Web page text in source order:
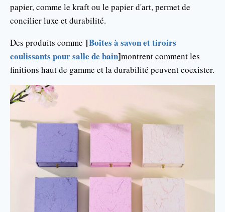
papier, comme le kraft ou le papier d'art, permet de
concilier luxe et durabilité.
Des produits comme [Boîtes à savon et tiroirs
coulissants pour salle de bain]montrent comment les
finitions haut de gamme et la durabilité peuvent coexister.